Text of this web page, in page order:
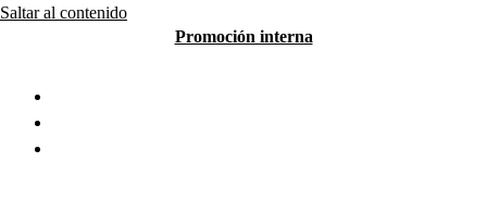
Saltar al contenido
Promoción interna